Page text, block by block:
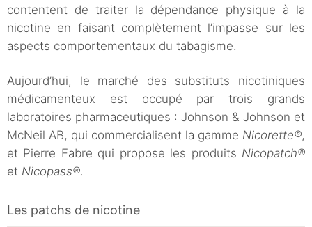
contentent de traiter la dépendance physique à la
nicotine en faisant complètement l’impasse sur les
aspects comportementaux du tabagisme.
Aujourd’hui, le marché des substituts nicotiniques
médicamenteux est occupé par trois grands
laboratoires pharmaceutiques : Johnson & Johnson et
McNeil AB, qui commercialisent la gamme Nicorette®,
et Pierre Fabre qui propose les produits Nicopatch®
et Nicopass®.
Les patchs de nicotine